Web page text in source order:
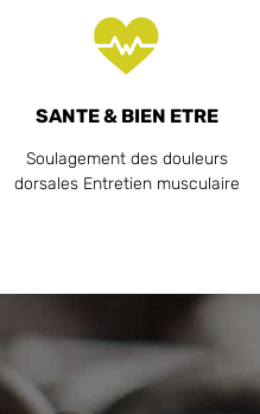
SANTE & BIEN ETRE
Soulagement des douleurs
dorsales Entretien musculaire